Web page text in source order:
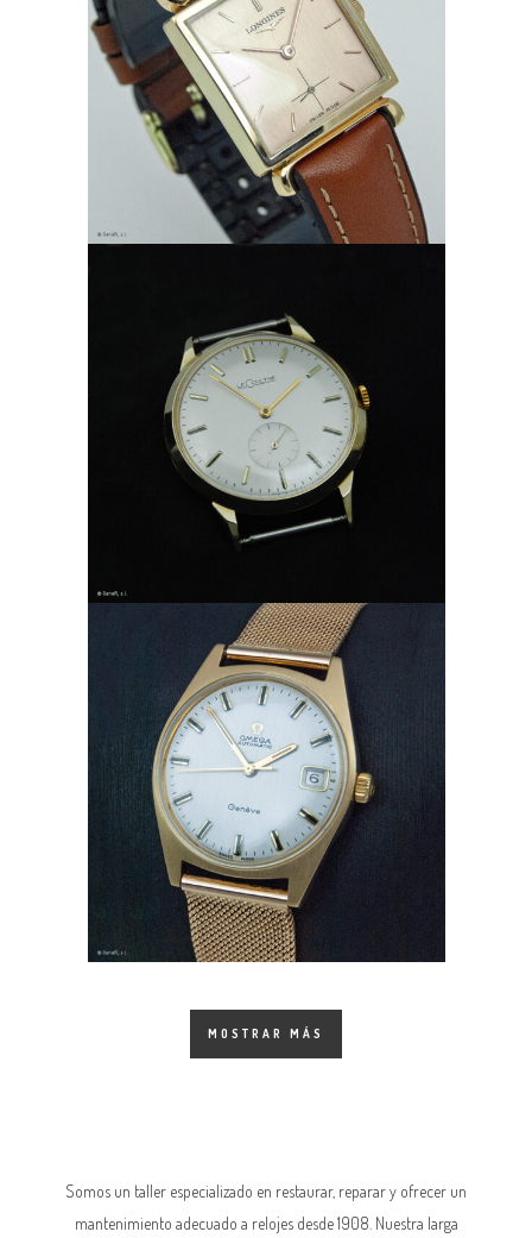
MOSTRAR MÁS
Somos un taller especializado en restaurar, reparar y ofrecer un
mantenimiento adecuado a relojes desde 1908. Nuestra larga